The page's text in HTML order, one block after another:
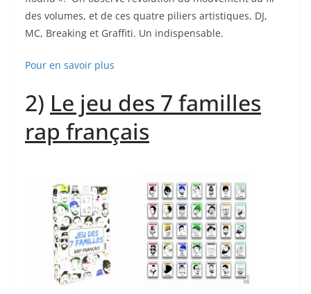
des volumes, et de ces quatre piliers artistiques, DJ,
MC, Breaking et Graffiti. Un indispensable.
Pour en savoir plus
2) Le jeu des 7 familles
rap français